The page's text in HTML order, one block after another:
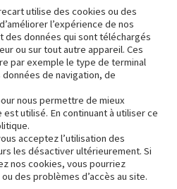
l’objectif est de renforcer
de la zone frontalière entre
contacter
jour Juin 2026
utilise des cookies ou des
l’expérience de nos
des données qui sont téléchargés
ou sur tout autre appareil. Ces
par exemple le type de terminal
de navigation, de
nous permettre de mieux
utilisé. En continuant à utiliser ce
acceptez l’utilisation des
les désactiver ultérieurement. Si
nos cookies, vous pourriez
des problèmes d’accès au site.